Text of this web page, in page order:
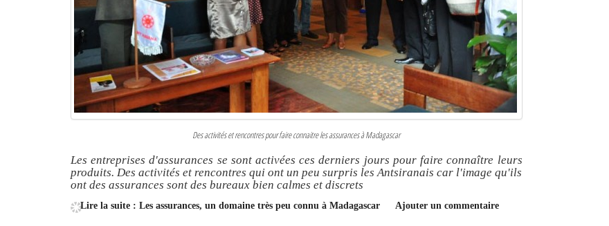
Des activités et rencontres pour faire connaitre les assurances à Madagascar
Les entreprises d'assurances se sont activées ces derniers jours pour faire connaître leurs
produits. Des activités et rencontres qui ont un peu surpris les Antsiranais car l'image qu'ils
ont des assurances sont des bureaux bien calmes et discrets
Lire la suite : Les assurances, un domaine très peu connu à Madagascar Ajouter un commentaire